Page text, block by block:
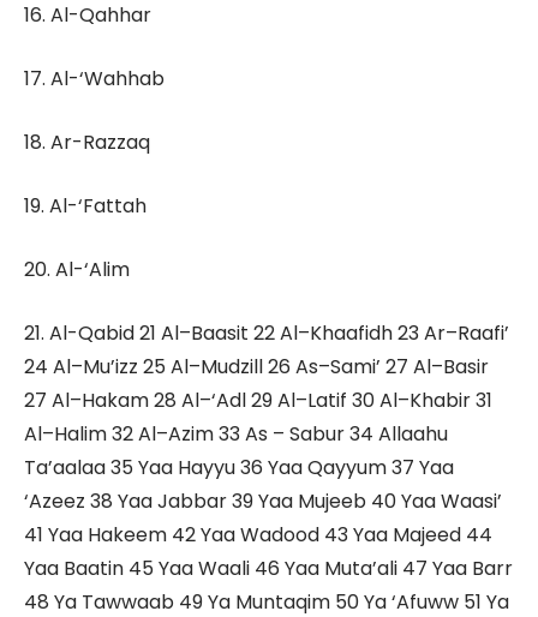
16. Al-Qahhar
17. Al-‘Wahhab
18. Ar-Razzaq
19. Al-‘Fattah
20. Al-‘Alim
21. Al-Qabid 21 Al–Baasit 22 Al–Khaafidh 23 Ar–Raafi’
24 Al–Mu’izz 25 Al–Mudzill 26 As–Sami’ 27 Al–Basir
27 Al–Hakam 28 Al–‘Adl 29 Al–Latif 30 Al–Khabir 31
Al–Halim 32 Al–Azim 33 As – Sabur 34 Allaahu
Ta’aalaa 35 Yaa Hayyu 36 Yaa Qayyum 37 Yaa
‘Azeez 38 Yaa Jabbar 39 Yaa Mujeeb 40 Yaa Waasi’
41 Yaa Hakeem 42 Yaa Wadood 43 Yaa Majeed 44
Yaa Baatin 45 Yaa Waali 46 Yaa Muta’ali 47 Yaa Barr
48 Ya Tawwaab 49 Ya Muntaqim 50 Ya ‘Afuww 51 Ya